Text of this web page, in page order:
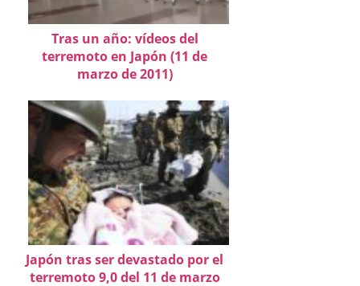
Tras un año: vídeos del
terremoto en Japón (11 de
marzo de 2011)
Japón tras ser devastado por el
terremoto 9,0 del 11 de marzo